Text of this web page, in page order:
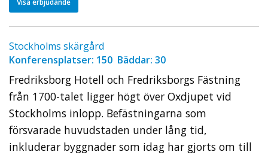
Visaerbjudande
Stockholms skärgård
Konferensplatser: 150 Bäddar: 30
Fredriksborg Hotell och Fredriksborgs Fästning
från 1700-talet ligger högt över Oxdjupet vid
Stockholms inlopp. Befästningarna som
försvarade huvudstaden under lång tid,
inkluderar byggnader som idag har gjorts om till